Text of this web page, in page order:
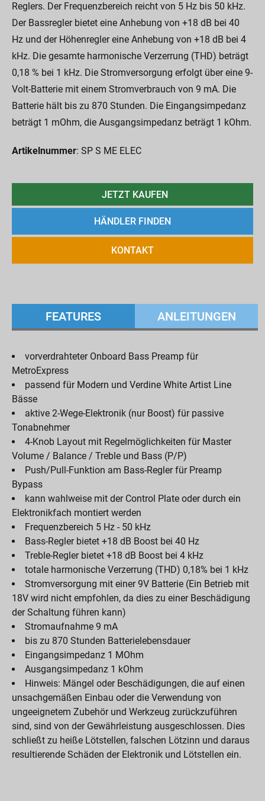
Reglers. Der Frequenzbereich reicht von 5 Hz bis 50 kHz.
Der Bassregler bietet eine Anhebung von +18 dB bei 40
Hz und der Höhenregler eine Anhebung von +18 dB bei 4
kHz. Die gesamte harmonische Verzerrung (THD) beträgt
0,18 % bei 1 kHz. Die Stromversorgung erfolgt über eine 9-
Volt-Batterie mit einem Stromverbrauch von 9 mA. Die
Batterie hält bis zu 870 Stunden. Die Eingangsimpedanz
beträgt 1 mOhm, die Ausgangsimpedanz beträgt 1 kOhm.
Artikelnummer: SP S ME ELEC
JETZT KAUFEN
HÄNDLER FINDEN
KONTAKT
FEATURES ANLEITUNGEN
vorverdrahteter Onboard Bass Preamp für
MetroExpress
passend für Modern und Verdine White Artist Line
Bässe
aktive 2-Wege-Elektronik (nur Boost) für passive
Tonabnehmer
4-Knob Layout mit Regelmöglichkeiten für Master
Volume / Balance / Treble und Bass (P/P)
Push/Pull-Funktion am Bass-Regler für Preamp
Bypass
kann wahlweise mit der Control Plate oder durch ein
Elektronikfach montiert werden
Frequenzbereich 5 Hz - 50 kHz
Bass-Regler bietet +18 dB Boost bei 40 Hz
Treble-Regler bietet +18 dB Boost bei 4 kHz
totale harmonische Verzerrung (THD) 0,18% bei 1 kHz
Stromversorgung mit einer 9V Batterie (Ein Betrieb mit
18V wird nicht empfohlen, da dies zu einer Beschädigung
der Schaltung führen kann)
Stromaufnahme 9 mA
bis zu 870 Stunden Batterielebensdauer
Eingangsimpedanz 1 MOhm
Ausgangsimpedanz 1 kOhm
Hinweis: Mängel oder Beschädigungen, die auf einen
unsachgemäßen Einbau oder die Verwendung von
ungeeignetem Zubehör und Werkzeug zurückzuführen
sind, sind von der Gewährleistung ausgeschlossen. Dies
schließt zu heiße Lötstellen, falschen Lötzinn und daraus
resultierende Schäden der Elektronik und Lötstellen ein.